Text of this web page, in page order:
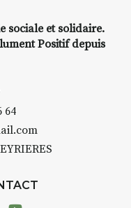
sociale et solidaire.
Positif depuis
64